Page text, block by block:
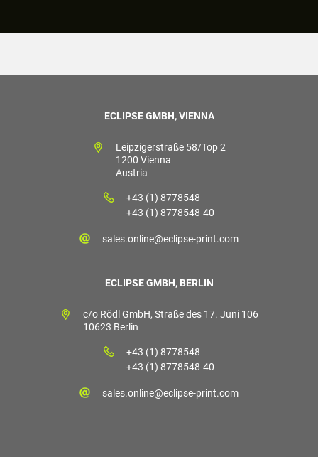
ECLIPSE GMBH, VIENNA
Leipzigerstraße 58/Top 2
1200 Vienna
Austria
+43 (1) 8778548
+43 (1) 8778548-40
sales.online@eclipse-print.com
ECLIPSE GMBH, BERLIN
c/o Rödl GmbH, Straße des 17. Juni 106
10623 Berlin
+43 (1) 8778548
+43 (1) 8778548-40
sales.online@eclipse-print.com